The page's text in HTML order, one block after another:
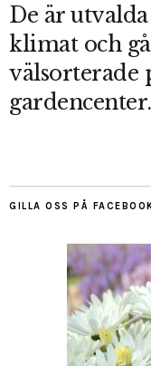
De är
klimat och
välsorterade
gardencenter.
GILLA OSS PÅ